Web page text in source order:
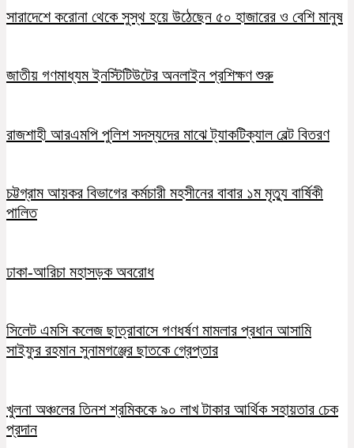
সারাদেশে করোনা থেকে সুস্থ হয়ে উঠেছেন ৫০ হাজারের ও বেশি মানুষ
জাতীয় গণমাধ্যম ইনস্টিটিউটের অনলাইন প্রশিক্ষণ শুরু
রাজশাহী আরএমপি পুলিশ সদস্যদের মাঝে ট্যাকটিক্যাল বেল্ট বিতরণ
চট্টগ্রাম আয়কর বিভাগের কর্মচারী মহসীনের বাবার ১ম মৃত্যু বার্ষিকী
পালিত
ঢাকা-আরিচা মহাসড়ক অবরোধ
সিলেট এমসি কলেজ ছাত্রাবাসে গণধর্ষণ মামলার প্রধান আসামি
সাইফুর রহমান সুনামগঞ্জের ছাতকে গ্রেপ্তার
খুলনা অঞ্চলের তিনশ শ্রমিককে ৯০ লাখ টাকার আর্থিক সহায়তার চেক
প্রদান